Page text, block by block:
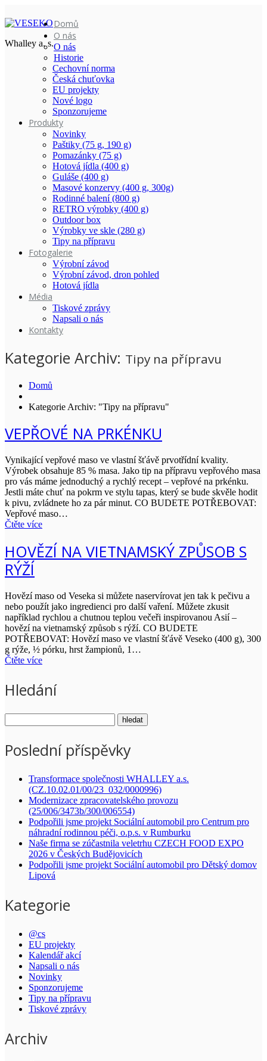
Whalley a. s.
Domů
O nás
O nás
Historie
Cechovní norma
Česká chuťovka
EU projekty
Nové logo
Sponzorujeme
Produkty
Novinky
Paštiky (75 g, 190 g)
Pomazánky (75 g)
Hotová jídla (400 g)
Guláše (400 g)
Masové konzervy (400 g, 300g)
Rodinné balení (800 g)
RETRO výrobky (400 g)
Outdoor box
Výrobky ve skle (280 g)
Tipy na přípravu
Fotogalerie
Výrobní závod
Výrobní závod, dron pohled
Hotová jídla
Média
Tiskové zprávy
Napsali o nás
Kontakty
Kategorie Archiv: Tipy na přípravu
Domů
Kategorie Archiv: "Tipy na přípravu"
VEPŘOVÉ NA PRKÉNKU
Vynikající vepřové maso ve vlastní šťávě prvotřídní kvality.
Výrobek obsahuje 85 % masa. Jako tip na přípravu vepřového masa
pro vás máme jednoduchý a rychlý recept – vepřové na prkénku.
Jestli máte chuť na pokrm ve stylu tapas, který se bude skvěle hodit
k pivu, zvládnete ho za pár minut. CO BUDETE POTŘEBOVAT:
Vepřové maso…
Čtěte více
HOVĚZÍ NA VIETNAMSKÝ ZPŮSOB S
RÝŽÍ
Hovězí maso od Veseka si můžete naservírovat jen tak k pečivu a
nebo použít jako ingredienci pro další vaření. Můžete zkusit
například rychlou a chutnou teplou večeři inspirovanou Asií –
hovězí na vietnamský způsob s rýží. CO BUDETE
POTŘEBOVAT: Hovězí maso ve vlastní šťávě Veseko (400 g), 300
g rýže, ½ pórku, hrst žampionů, 1…
Čtěte více
Hledání
Poslední příspěvky
Transformace společnosti WHALLEY a.s.
(CZ.10.02.01/00/23_032/0000996)
Modernizace zpracovatelského provozu
(25/006/3473b/300/006554)
Podpořili jsme projekt Sociální automobil pro Centrum pro
náhradní rodinnou péči, o.p.s. v Rumburku
Naše firma se zúčastnila veletrhu CZECH FOOD EXPO
2026 v Českých Budějovicích
Podpořili jsme projekt Sociální automobil pro Dětský domov
Lipová
Kategorie
@cs
EU projekty
Kalendář akcí
Napsali o nás
Novinky
Sponzorujeme
Tipy na přípravu
Tiskové zprávy
Archiv